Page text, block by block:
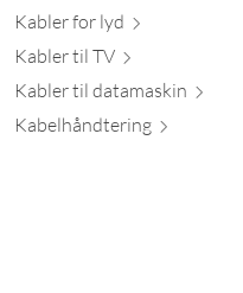
Kabler for lyd
Kabler til TV
Kabler til datamaskin
Kabelhåndtering